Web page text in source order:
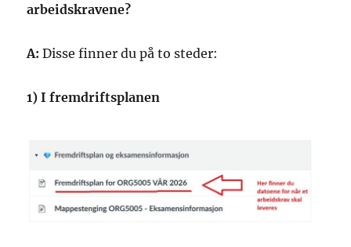
arbeidskravene?
A: Disse finner du på to steder:
1) I fremdriftsplanen